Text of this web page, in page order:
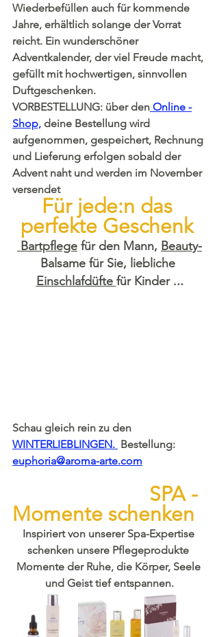
Wiederbefüllen auch für kommende
Jahre, erhältlich solange der Vorrat
reicht. Ein wunderschöner
Adventkalender, der viel Freude macht,
gefüllt mit hochwertigen, sinnvollen
Duftgeschenken.
VORBESTELLUNG: über den Online -
Shop, deine Bestellung wird
aufgenommen, gespeichert, Rechnung
und Lieferung erfolgen sobald der
Advent naht und werden im November
versendet
Für jede:n das
perfekte Geschenk
Bartpflege für den Mann, Beauty-
Balsame für Sie, liebliche
Einschlafdüfte für Kinder ...
Schau gleich rein zu den
WINTERLIEBLINGEN. Bestellung:
euphoria@aroma-arte.com
SPA -
Momente schenken
Inspiriert von unserer Spa-Expertise
schenken unsere Pflegeprodukte
Momente der Ruhe, die Körper, Seele
und Geist tief entspannen.